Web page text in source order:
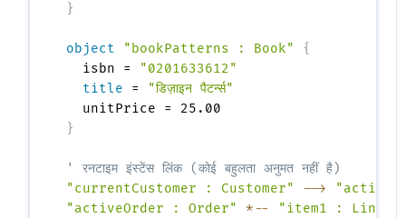
}
object "bookPatterns : Book"
{
  isbn =
"0201633612"
title =
"डिज़ाइन पैटर्न्स"
}
' रनटाइम इंस्टेंस लिंक (कोई बहुलता अनुमत नहीं है)
"currentCustomer : Customer"
-->
"activeOrder : Order"
*-- "item1 :